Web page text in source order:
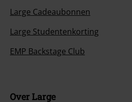
Large Cadeaubonnen
Large Studentenkorting
EMP Backstage Club
Over Large